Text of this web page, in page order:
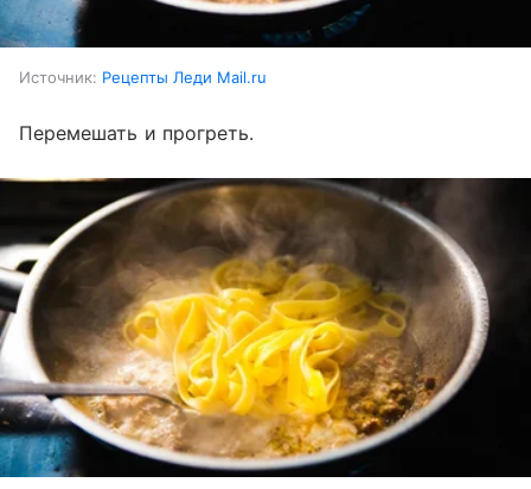
Источник: Рецепты Леди Mail.ru
Перемешать и прогреть.